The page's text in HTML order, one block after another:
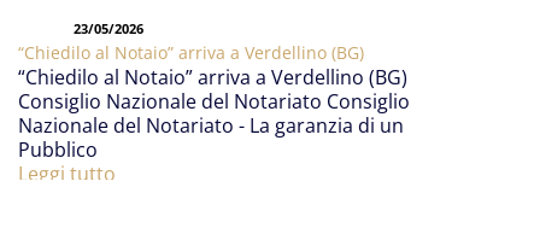
23/05/2026
“Chiedilo al Notaio” arriva a Verdellino (BG)
“Chiedilo al Notaio” arriva a Verdellino (BG)
Consiglio Nazionale del Notariato Consiglio
Nazionale del Notariato - La garanzia di un
Pubblico
Leggi tutto